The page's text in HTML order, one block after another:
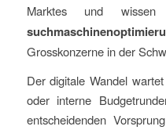
Marktes und
Grosskonzerne in der
Der digitale Wandel
oder interne
entscheidenden